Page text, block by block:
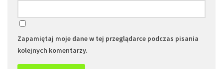
Zapamiętaj moje dane w tej przeglądarce podczas pisania
kolejnych komentarzy.